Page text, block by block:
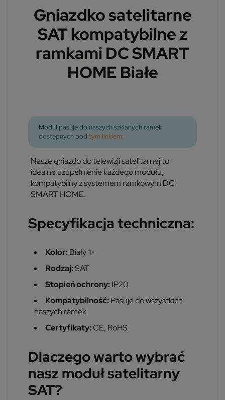
Gniazdko satelitarne
SAT kompatybilne z
ramkami DC SMART
HOME Białe
Moduł pasuje do naszych szklanych ramek
dostępnych pod tym linkiem.
Nasze gniazdo do telewizji satelitarnej to
idealne uzupełnienie każdego modułu,
kompatybilny z systemem ramkowym DC
SMART HOME.
Specyfikacja techniczna:
Kolor: Biały ✨
Rodzaj:SAT
Stopień ochrony: IP20
Kompatybilność: Pasuje do wszystkich
naszych ramek
Certyfikaty:CE, RoHS
Dlaczego warto wybrać
nasz moduł satelitarny
SAT?